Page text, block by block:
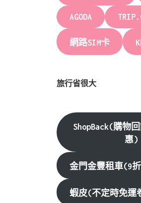
AGODA
網路SIM卡
旅行省很大
ShopBack(購物
惠)
金門金豐租車(9
蝦皮(不定時免運